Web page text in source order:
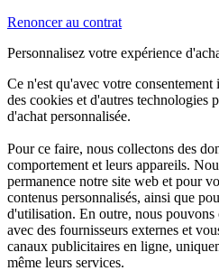
Renoncer au contrat
Personnalisez votre expérience
Ce n'est qu'avec votre
des cookies et d'autres technologies
d'achat personnalisée.
Pour ce faire, nous collectons des
comportement et leurs appareils.
permanence notre site web et pour
contenus personnalisés, ainsi que
d'utilisation. En outre, nous pouvons
avec des fournisseurs externes et
canaux publicitaires en ligne,
même leurs services.